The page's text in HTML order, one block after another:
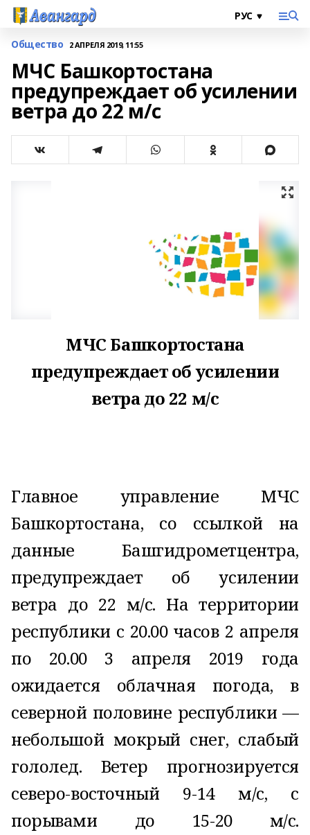
Общество 2 АПРЕЛЯ 2019, 11:55
МЧС Башкортостана
предупреждает об усилении
ветра до 22 м/с
МЧС Башкортостана
предупреждает об усилении
ветра до 22 м/с
Главное управление МЧС
Башкортостана, со ссылкой на
данные Башгидрометцентра,
предупреждает об усилении
ветра до 22 м/с. На территории
республики с 20.00 часов 2 апреля
по 20.00 3 апреля 2019 года
ожидается облачная погода, в
северной половине республики —
небольшой мокрый снег, слабый
гололед. Ветер прогнозируется
северо-восточный 9-14 м/с, с
порывами до 15-20 м/с.